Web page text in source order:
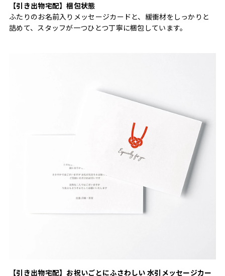
【引き出物宅配】梱包状態
ふたりのお名前入りメッセージカードと、緩衝材をしっかりと
詰めて、スタッフが一つひとつ丁寧に梱包しています。
【引き出物宅配】お祝いごとにふさわしい 水引メッセージカー